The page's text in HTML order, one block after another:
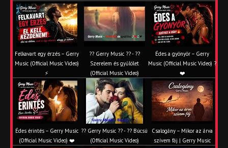
Felkavart egy érzés – Gerry
Music (Official Music Video)
⚡
?? Gerry Music ?? - ??
Szerelem és gyűlölet
(Official Music Video)
Édes a gyönyör – Gerry
Music (Official Music Video) ?
❤️
Édes érintés – Gerry Music
(Official Music Video) ❤️
?? Gerry Music ?? - ?? Búcsú
(Official Music Video)
Csalogány – Mikor az árva
szívem fáj | Gerry Music